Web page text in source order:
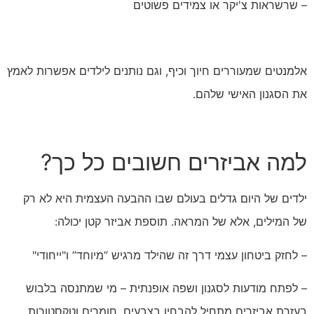
– שרשראות צ'יקר או צמידים פשוטים
אלמנטים שמעוררים חיוך וכיף, וגם נותנים לילדים אפשרות לאמץ
את הסגנון האישי שלהם.
למה אביזרים חשובים כל כך?
ילדים של היום גדלים בעולם שבו ההבעה העצמית היא לא רק
של המילים, אלא של המראה. תוספת אביזר קטן יכולה:
– לחזק ביטחון עצמי דרך זה שהילד מרגיש “מיוחד” ו"ייחודי"
– לפתח מודעות לסגנון ושפה אופנתית – מי שמתנסה בלבוש
בעזרת אביזרים מתחיל להבחין בצבעים, חומרים וטקסטורות